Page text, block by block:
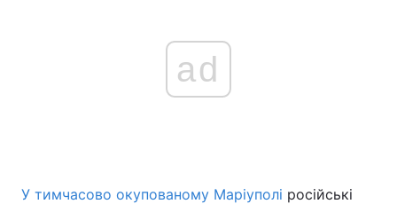
ad
У тимчасово окупованому Маріуполі російські